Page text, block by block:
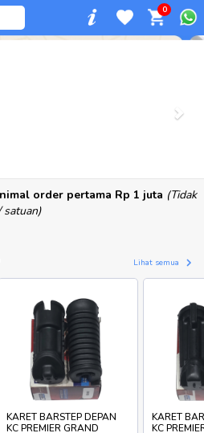
0
order pertama Rp 1 juta (Tidak
satuan)
Lihat semua
KARET BARSTEP DEPAN
KC PREMIER GRAND
KARET
KC